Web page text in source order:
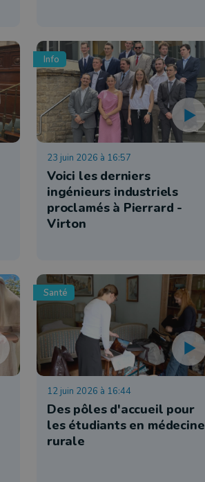
Info
23 juin 2026 à 16:57
Voici les derniers
ingénieurs industriels
proclamés à Pierrard -
Virton
Santé
12 juin 2026 à 16:44
Des pôles d'accueil pour
les étudiants en médecine
rurale